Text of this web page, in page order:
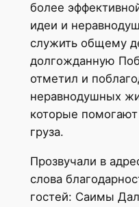
более
идеи и
служить общему
долгожданную
отметил и
неравнодушных
которые
груза.
Прозвучали в
слова
гостей: Саимы